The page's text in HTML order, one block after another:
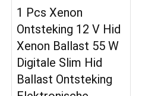
1 Pcs Xenon
Ontsteking 12 V Hid
Xenon Ballast 55 W
Digitale Slim Hid
Ballast Ontsteking